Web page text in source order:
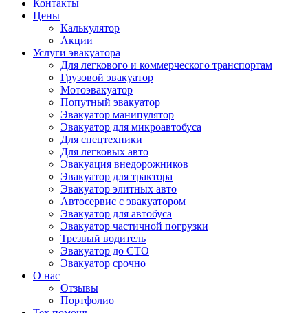
Контакты
Цены
Калькулятор
Акции
Услуги эвакуатора
Для легкового и коммерческого транспортам
Грузовой эвакуатор
Мотоэвакуатор
Попутный эвакуатор
Эвакуатор манипулятор
Эвакуатор для микроавтобуса
Для спецтехники
Для легковых авто
Эвакуация внедорожников
Эвакуатор для трактора
Эвакуатор элитных авто
Автосервис с эвакуатором
Эвакуатор для автобуса
Эвакуатор частичной погрузки
Трезвый водитель
Эвакуатор до СТО
Эвакуатор срочно
О нас
Отзывы
Портфолио